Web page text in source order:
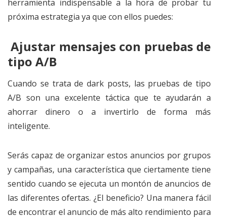
herramienta indispensable a la hora de probar tu
próxima estrategia ya que con ellos puedes:
Ajustar mensajes con pruebas de
tipo A/B
Cuando se trata de dark posts, las pruebas de tipo
A/B son una excelente táctica que te ayudarán a
ahorrar dinero o a invertirlo de forma más
inteligente.
Serás capaz de organizar estos anuncios por grupos
y campañas, una característica que ciertamente tiene
sentido cuando se ejecuta un montón de anuncios de
las diferentes ofertas. ¿El beneficio? Una manera fácil
de encontrar el anuncio de más alto rendimiento para